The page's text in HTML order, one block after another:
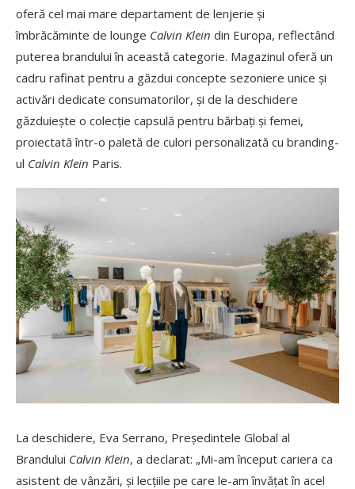
oferă cel mai mare departament de lenjerie și
îmbrăcăminte de lounge Calvin Klein din Europa, reflectând
puterea brandului în această categorie. Magazinul oferă un
cadru rafinat pentru a găzdui concepte sezoniere unice și
activări dedicate consumatorilor, și de la deschidere
găzduiește o colecție capsulă pentru bărbați și femei,
proiectată într-o paletă de culori personalizată cu branding-
ul Calvin Klein Paris.
La deschidere, Eva Serrano, Președintele Global al
Brandului Calvin Klein, a declarat: „Mi-am început cariera ca
asistent de vânzări, și lecțiile pe care le-am învățat în acel